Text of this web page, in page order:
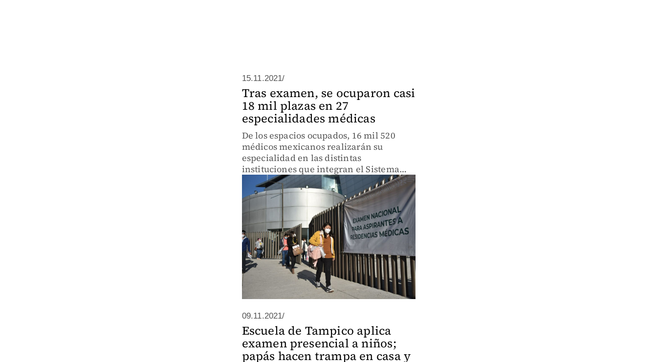
15.11.2021/
Tras examen, se ocuparon casi
18 mil plazas en 27
especialidades médicas
De los espacios ocupados, 16 mil 520
médicos mexicanos realizarán su
especialidad en las distintas
instituciones que integran el Sistema
Nacional de Salud y otros mil lo harán
en La Habana, Cuba..
09.11.2021/
Escuela de Tampico aplica
examen presencial a niños;
papás hacen trampa en casa y